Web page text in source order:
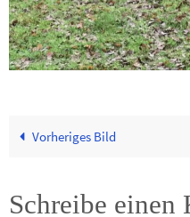
Vorheriges Bild
Schreibe einen